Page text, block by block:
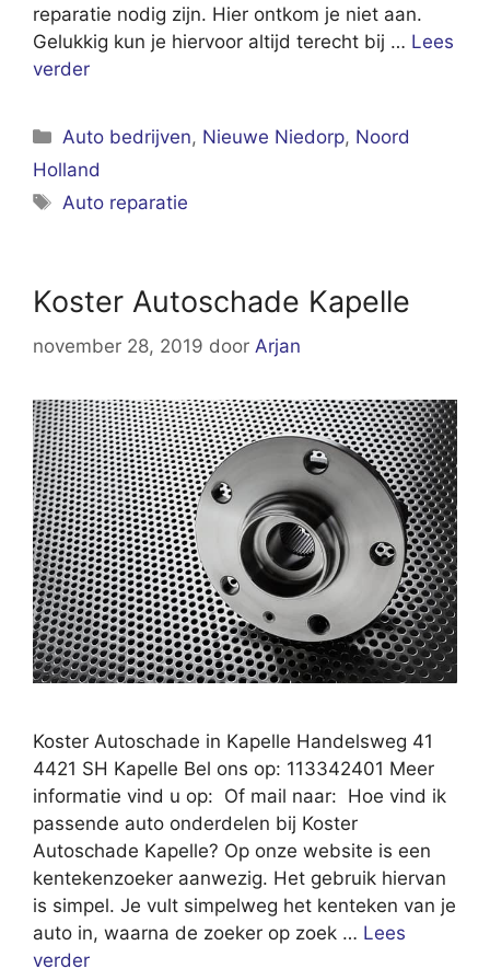
reparatie nodig zijn. Hier ontkom je niet aan.
Gelukkig kun je hiervoor altijd terecht bij … Lees
verder
Categorieën
Auto bedrijven, Nieuwe Niedorp, Noord
Holland
Tags
Auto reparatie
Koster Autoschade Kapelle
november 28, 2019 door Arjan
Koster Autoschade in Kapelle Handelsweg 41
4421 SH Kapelle Bel ons op: 113342401 Meer
informatie vind u op: Of mail naar: Hoe vind ik
passende auto onderdelen bij Koster
Autoschade Kapelle? Op onze website is een
kentekenzoeker aanwezig. Het gebruik hiervan
is simpel. Je vult simpelweg het kenteken van je
auto in, waarna de zoeker op zoek … Lees
verder